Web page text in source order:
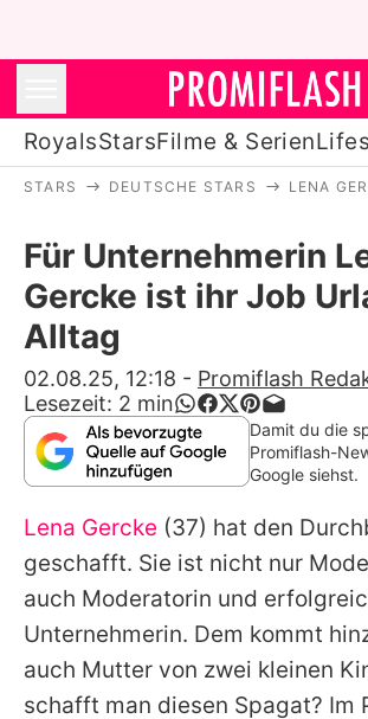
RoyalsStarsFilme & Serien
Stars
Filme & Serien
Lifestyle
Familie & Liebe
Promiflash Exklusiv
Alle Themen auf
Jobs
App runterladen
Team
STARS DEUTSCHE STARS LENA
Für Unternehmerin
Gercke ist ihr Job
Alltag
02.08.25, 12:18 - Promiflash
Lesezeit: 2 min
Damit du die
Promiflash-
Google siehst.
Lena Gercke (37) hat den
geschafft. Sie ist nicht nur
auch Moderatorin und
Unternehmerin. Dem kommt
auch Mutter von zwei kleinen
schafft man diesen Spagat? Im